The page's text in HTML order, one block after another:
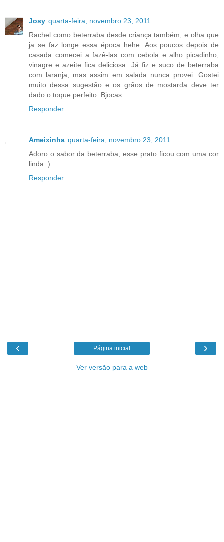
Josy quarta-feira, novembro 23, 2011
Rachel como beterraba desde criança também, e olha que
ja se faz longe essa época hehe. Aos poucos depois de
casada comecei a fazê-las com cebola e alho picadinho,
vinagre e azeite fica deliciosa. Já fiz e suco de beterraba
com laranja, mas assim em salada nunca provei. Gostei
muito dessa sugestão e os grãos de mostarda deve ter
dado o toque perfeito. Bjocas
Responder
Ameixinha quarta-feira, novembro 23, 2011
Adoro o sabor da beterraba, esse prato ficou com uma cor
linda :)
Responder
‹ ›
Página inicial
Ver versão para a web